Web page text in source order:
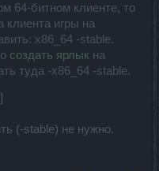
64-битном клиенте, то
клиента игры на
x86_64 -stable.
создать ярлык на
туда -x86_64 -stable.
(-stable) не нужно.​